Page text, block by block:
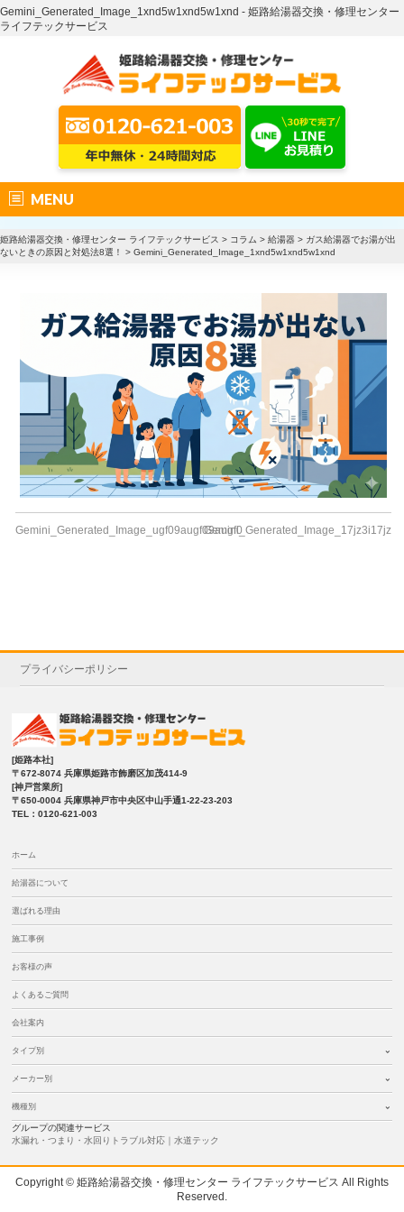
Gemini_Generated_Image_1xnd5w1xnd5w1xnd - 姫路給湯器交換・修理センター
ライフテックサービス
MENU
姫路給湯器交換・修理センター ライフテックサービス > コラム > 給湯器 > ガス給湯器でお湯が出
ないときの原因と対処法8選！
> Gemini_Generated_Image_1xnd5w1xnd5w1xnd
Gemini_Generated_Image_ugf09augf09augf0
プライバシーポリシー
[姫路本社]
〒672-8074 兵庫県姫路市飾磨区加茂414-9
[神戸営業所]
〒650-0004 兵庫県神戸市中央区中山手通1-22-23-203
TEL：0120-621-003
ホーム
給湯器について
選ばれる理由
施工事例
お客様の声
よくあるご質問
会社案内
タイプ別
メーカー別
機種別
グループの関連サービス
水漏れ・つまり・水回りトラブル対応｜水道テック
Copyright © 姫路給湯器交換・修理センター ライフテックサービス All Rights
Reserved.